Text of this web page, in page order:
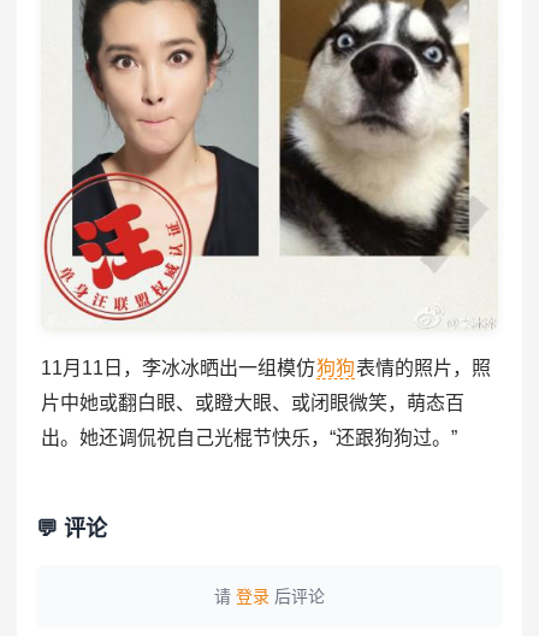
11月11日，李冰冰晒出一组模仿狗狗表情的照片，照
片中她或翻白眼、或瞪大眼、或闭眼微笑，萌态百
出。她还调侃祝自己光棍节快乐，“还跟狗狗过。”
💬 评论
请 登录 后评论